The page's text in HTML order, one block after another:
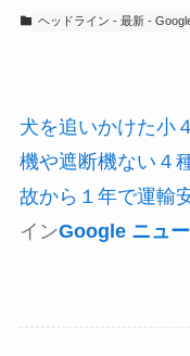
ヘッドライン - 最新 -
犬を追いかけた小
機や遮断機ない４
故から１年で運輸
インGoogle ニュ